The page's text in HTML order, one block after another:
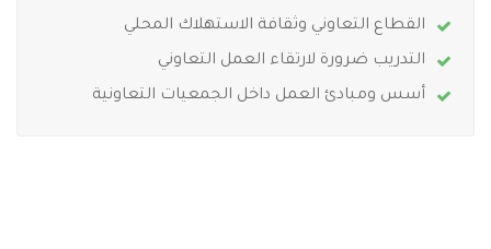
القطاع التعاوني وثقافة الاستهلاك المحلي
التدريب ضرورة لارتقاء العمل التعاوني
أسس ومبادئ العمل داخل الجمعيات التعاونية